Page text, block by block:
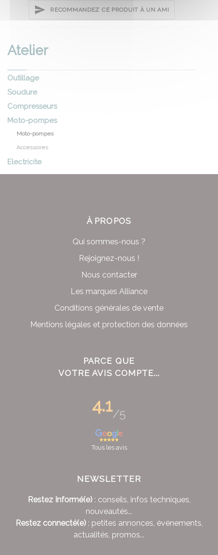
RECOMMANDEZ CE PRODUIT À UN AMI
Atelier
Outillage
Soudure
Compresseurs
Moto-pompes
Moto-pompes
Accessoires
Electricite
À PROPOS
Qui sommes-nous ?
Rejoignez-nous !
Nous contacter
Les marques Alliance
Conditions générales de vente
Mentions légales et protection des données
PARCE QUE
VOTRE AVIS COMPTE...
4.1/5
Tous les avis
NEWSLETTER
Restez Informé(e): conseils, infos techniques,
nouveautés...
Restez connecté(e): petites annonces, événements,
actualités, promos...